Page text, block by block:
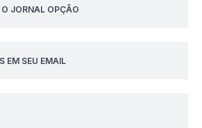
JORNAL OPÇÃO
EM SEU EMAIL